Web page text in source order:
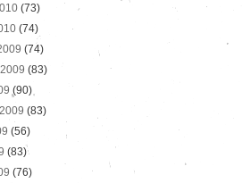
(73)
(74)
(74)
(83)
(90)
(83)
(56)
(83)
(76)